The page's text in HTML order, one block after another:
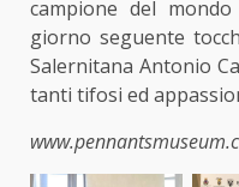
campione del
giorno seguente
Salernitana Antonio
tanti tifosi ed